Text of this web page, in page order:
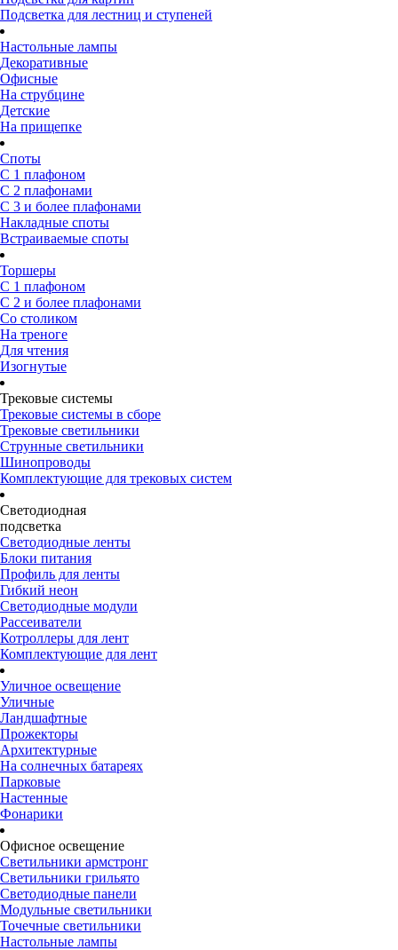
Подсветка для лестниц и ступеней
Настольные лампы
Декоративные
Офисные
На струбцине
Детские
На прищепке
Споты
С 1 плафоном
С 2 плафонами
С 3 и более плафонами
Накладные споты
Встраиваемые споты
Торшеры
С 1 плафоном
С 2 и более плафонами
Со столиком
На треноге
Для чтения
Изогнутые
Трековые системы
Трековые системы в сборе
Трековые светильники
Струнные светильники
Шинопроводы
Комплектующие для трековых систем
Светодиодная
подсветка
Светодиодные ленты
Блоки питания
Профиль для ленты
Гибкий неон
Светодиодные модули
Рассеиватели
Котроллеры для лент
Комплектующие для лент
Уличное освещение
Уличные
Ландшафтные
Прожекторы
Архитектурные
На солнечных батареях
Парковые
Настенные
Фонарики
Офисное освещение
Светильники армстронг
Светильники грильято
Светодиодные панели
Модульные светильники
Точечные светильники
Настольные лампы